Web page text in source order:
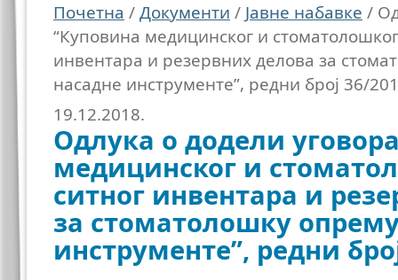
Почетна /Документи / Јавне набавке /
“Куповина медицинског и
инвентара и резервних делова за
насадне инструменте”, редни број 36/
19.12.2018.
Одлука о додели
медицинског и
ситног инвентара и
за стоматолошку
инструменте”, редни